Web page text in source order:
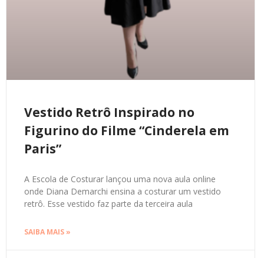
Vestido Retrô Inspirado no
Figurino do Filme “Cinderela em
Paris”
A Escola de Costurar lançou uma nova aula online
onde Diana Demarchi ensina a costurar um vestido
retrô. Esse vestido faz parte da terceira aula
SAIBA MAIS »